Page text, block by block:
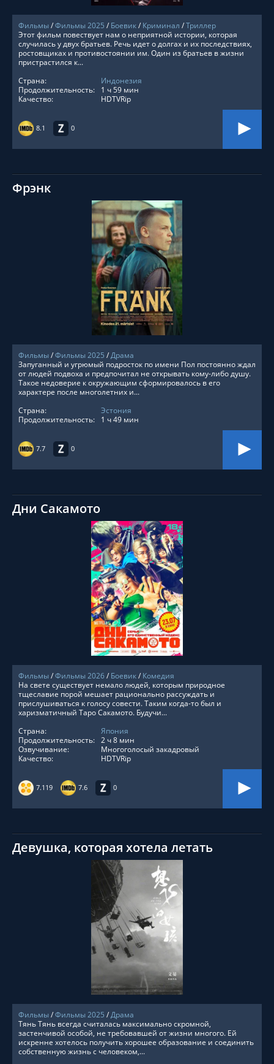
Фильмы/Фильмы 2025 / Боевик/ Криминал /Триллер
8.1 0
Этот фильм повествует нам о неприятной истории, которая
случилась у двух братьев. Речь идет о долгах и их последствиях,
ростовщиках и противостоянии им. Один из братьев в жизни
пристрастился к...
Страна:
Индонезия
Продолжительность:
1 ч 59 мин
Качество:
HDTVRip
Фрэнк
СМОТРЕТЬ ОНЛАЙН
Фильмы/Фильмы 2025 /Драма
7.7 0
Запуганный и угрюмый подросток по имени Пол постоянно ждал
от людей подвоха и предпочитал не открывать кому-либо душу.
Такое недоверие к окружающим сформировалось в его
характере после многолетних и...
Страна:
Эстония
Продолжительность:
1 ч 49 мин
Дни Сакамото
СМОТРЕТЬ ОНЛАЙН
Фильмы/Фильмы 2026/ Боевик/ Комедия
7.119 7.6 0
На свете существует немало людей, которым природное
тщеславие порой мешает рационально рассуждать и
прислушиваться к голосу совести. Таким когда-то был и
харизматичный Таро Сакамото. Будучи...
Страна:
Япония
Продолжительность: 2 ч 8 мин
Озвучивание:
Многоголосый закадровый
Качество:
HDTVRip
Девушка, которая хотела летать
СМОТРЕТЬ ОНЛАЙН
Фильмы/Фильмы 2025 /Драма
Тянь Тянь всегда считалась максимально скромной,
застенчивой особой, не требовавшей от жизни многого. Ей
искренне хотелось получить хорошее образование и соединить
собственную жизнь с человеком,...